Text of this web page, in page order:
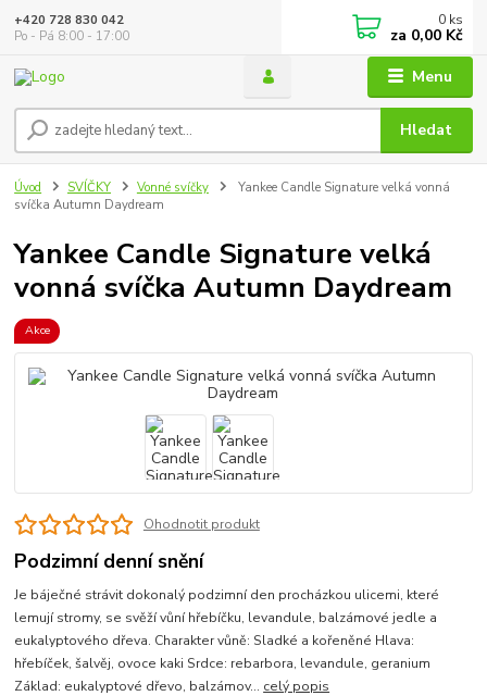
Menu
Hledat
+420 728 830 042
Po - Pá 8:00 - 17:00
0 ks
za 0,00 Kč
Úvod SVÍČKY Vonné svíčky
Yankee Candle Signature velká vonná
svíčka Autumn Daydream
Yankee Candle Signature velká
vonná svíčka Autumn Daydream
Akce
Ohodnotit produkt
Podzimní denní snění
Je báječné strávit dokonalý podzimní den procházkou ulicemi, které
lemují stromy, se svěží vůní hřebíčku, levandule, balzámové jedle a
eukalyptového dřeva. Charakter vůně: Sladké a kořeněné Hlava:
hřebíček, šalvěj, ovoce kaki Srdce: rebarbora, levandule, geranium
Základ: eukalyptové dřevo, balzámov... celý popis